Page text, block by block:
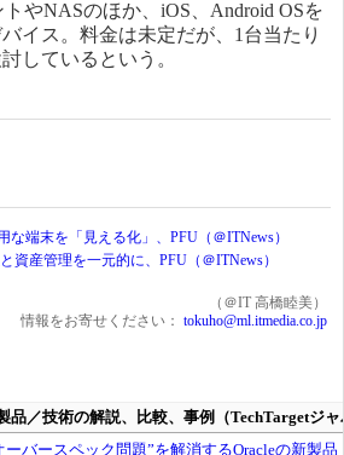
やNASのほか、iOS、Android OSを
イス。料金は未定だが、1台当たり
しているという。
な端末を「見える化」、PFU（＠ITNews）
資産管理を一元的に、PFU（＠ITNews）
（＠IT 高橋睦美）
情報をお寄せください： tokuho@ml.itmedia.co.jp